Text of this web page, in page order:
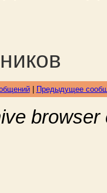
| Предыдущее